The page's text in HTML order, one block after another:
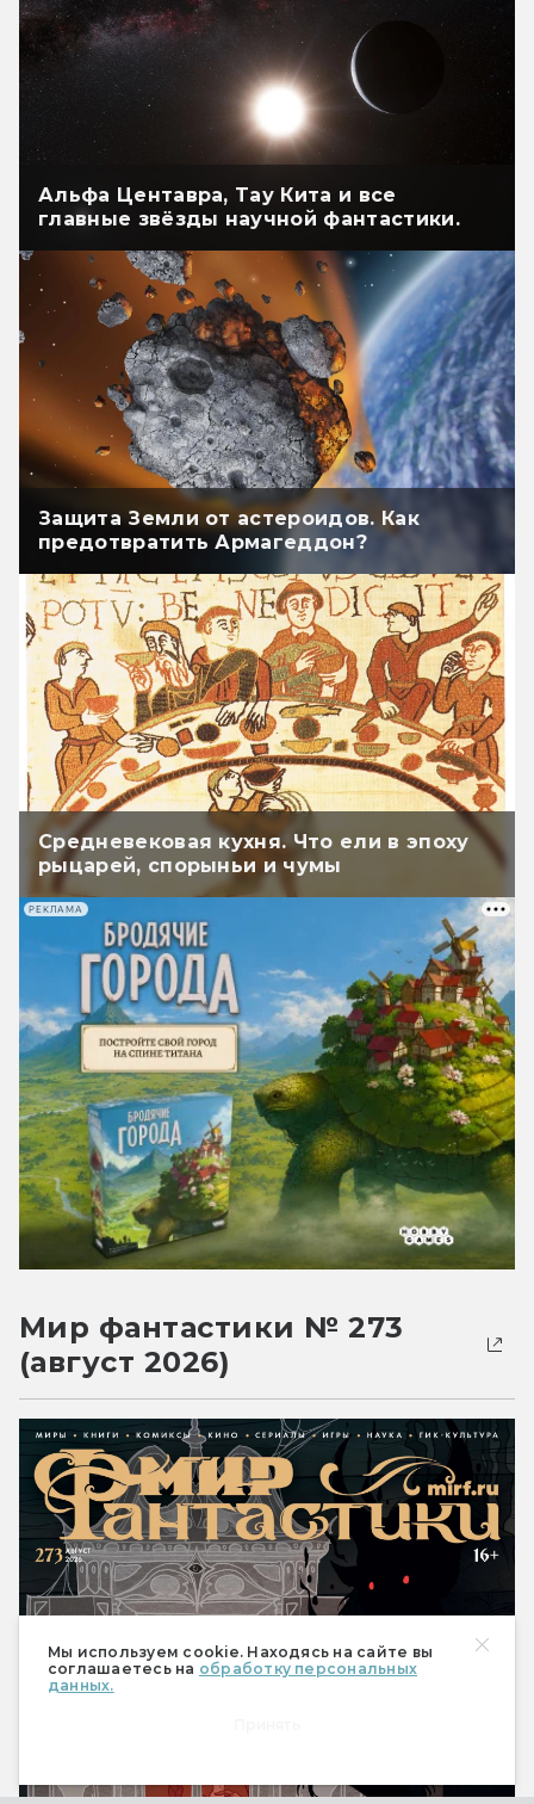
Мы используем cookie. Находясь на сайте вы
соглашаетесь на обработку персональных
данных.
Альфа Центавра, Тау Кита и все
главные звёзды научной фантастики.
Защита Земли от астероидов. Как
предотвратить Армагеддон?
Средневековая кухня. Что ели в эпоху
рыцарей, спорыньи и чумы
РЕКЛАМА
Мир фантастики № 273
(август 2026)